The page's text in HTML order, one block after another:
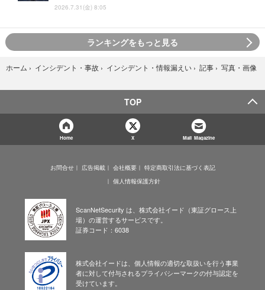
2026.7.31(金) 8:05
ランキングをもっと見る
ホーム › インシデント・事故 › インシデント・情報漏えい › 記事 › 写真・画像
TOP
Home X Mail Magazine
お問合せ 広告掲載 会社概要
特定商取引法に基づく表記
個人情報保護方針
ScanNetSecurity は、株式会社イード（東証グロース上
場）の運営するサービスです。
証券コード：6038
株式会社イードは、個人情報の適切な取扱いを行う事業
者に対して付与されるプライバシーマークの付与認定を
受けています。